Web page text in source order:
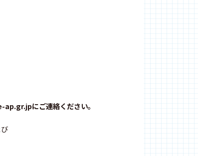
にご連絡ください。